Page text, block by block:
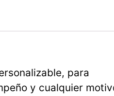
para
y cualquier